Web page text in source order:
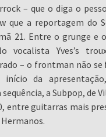
– que o diga o
que a reportagem do
21. Entre o grunge e
vocalista Yves’s
– o frontman não
da
a Subpop, de
entre guitarras mais